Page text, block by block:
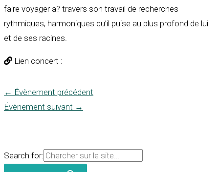
faire voyager a? travers son travail de recherches
rythmiques, harmoniques qu’il puise au plus profond de lui
et de ses racines.
Lien concert :
← Évènement précédent
Évènement suivant →
Search for: